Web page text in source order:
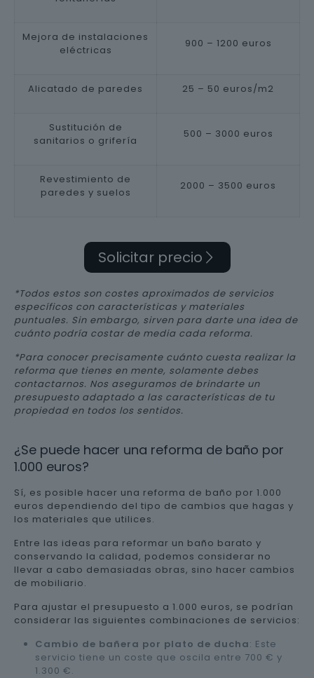
Mejora de instalaciones
eléctricas
900 – 1200 euros
Alicatado de paredes 25 – 50 euros/m2
Sustitución de
sanitarios o grifería
500 – 3000 euros
Revestimiento de
paredes y suelos
2000 – 3500 euros
Solicitar precio
*Todos estos son costes aproximados de servicios
específicos con características y materiales
puntuales. Sin embargo, sirven para darte una idea de
cuánto podría costar de media cada reforma.
*Para conocer precisamente cuánto cuesta realizar la
reforma que tienes en mente, solamente debes
contactarnos. Nos aseguramos de brindarte un
presupuesto adaptado a las características de tu
propiedad en todos los sentidos.
¿Se puede hacer una reforma de baño por
1.000 euros?
Sí, es posible hacer una reforma de baño por 1.000
euros dependiendo del tipo de cambios que hagas y
los materiales que utilices.
Entre las ideas para reformar un baño barato y
conservando la calidad, podemos considerar no
llevar a cabo demasiadas obras, sino hacer cambios
de mobiliario.
Para ajustar el presupuesto a 1.000 euros, se podrían
considerar las siguientes combinaciones de servicios:
Cambio de bañera por plato de ducha: Este
servicio tiene un coste que oscila entre 700 € y
1.300 €.